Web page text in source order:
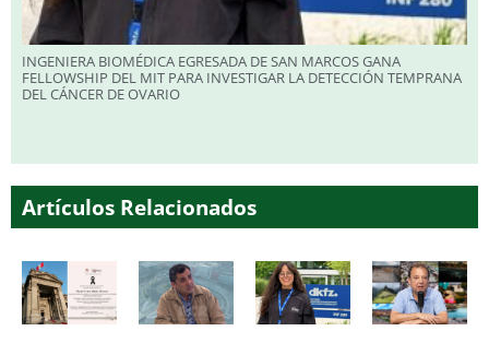
INGENIERA BIOMÉDICA EGRESADA DE SAN MARCOS GANA
FELLOWSHIP DEL MIT PARA INVESTIGAR LA DETECCIÓN TEMPRANA
DEL CÁNCER DE OVARIO
Artículos Relacionados